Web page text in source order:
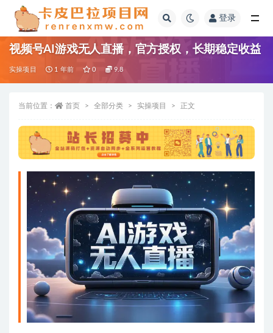
登录
视频号AI游戏无人直播，官方授权，长期稳定收益
实操项目 1 年前 0 9.8
当前位置： 首页 全部分类 实操项目 正文
全部